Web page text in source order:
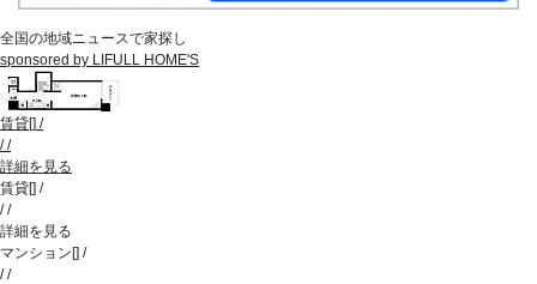
全国の地域ニュースで家探し
sponsored by LIFULL HOME'S
賃貸[] /
//
詳細を見る
賃貸[] /
//
詳細を見る
マンション[] /
//